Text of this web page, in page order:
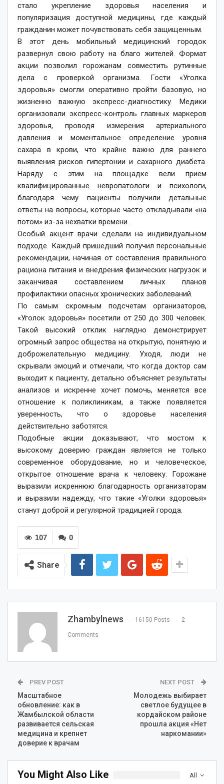
стало укрепление здоровья населения и
популяризация доступной медицины, где каждый
гражданин может почувствовать себя защищенным.
В этот день мобильный медицинский городок
развернул свою работу на благо жителей. Формат
акции позволил горожанам совместить рутинные
дела с проверкой организма. Гости «Уголка
здоровья» смогли оперативно пройти базовую, но
жизненно важную экспресс-диагностику. Медики
организовали экспресс-контроль главных маркеров
здоровья, проводя измерения артериального
давления и моментальное определение уровня
сахара в крови, что крайне важно для раннего
выявления рисков гипертонии и сахарного диабета.
Наряду с этим на площадке вели прием
квалифицированные невропатологи и психологи,
благодаря чему пациенты получили детальные
ответы на вопросы, которые часто откладывали «на
потом» из-за нехватки времени.
Особый акцент врачи сделали на индивидуальном
подходе. Каждый пришедший получил персональные
рекомендации, начиная от составления правильного
рациона питания и внедрения физических нагрузок и
заканчивая составлением личных планов
профилактики опасных хронических заболеваний.
По самым скромным подсчетам организаторов,
«Уголок здоровья» посетили от 250 до 300 человек.
Такой высокий отклик наглядно демонстрирует
огромный запрос общества на открытую, понятную и
доброжелательную медицину. Уходя, люди не
скрывали эмоций и отмечали, что когда доктор сам
выходит к пациенту, детально объясняет результаты
анализов и искренне хочет помочь, меняется все
отношение к поликлиникам, а также появляется
уверенность, что о здоровье населения
действительно заботятся.
Подобные акции доказывают, что мостом к
высокому доверию граждан является не только
современное оборудование, но и человеческое,
открытое отношение врача к человеку. Горожане
выразили искреннюю благодарность организаторам
и выразили надежду, что такие «Уголки здоровья»
станут доброй и регулярной традицией города.
0
107
Share
Zhambylnews 16150 Posts 2
Comments
PREV POST
Масштабное
обновление: как в
Жамбылской области
развивается сельская
медицина и крепнет
доверие к врачам
NEXT POST
Молодежь выбирает
светлое будущее в
кордайском районе
прошла акция «Нет
наркомании»
All
You Might Also Like